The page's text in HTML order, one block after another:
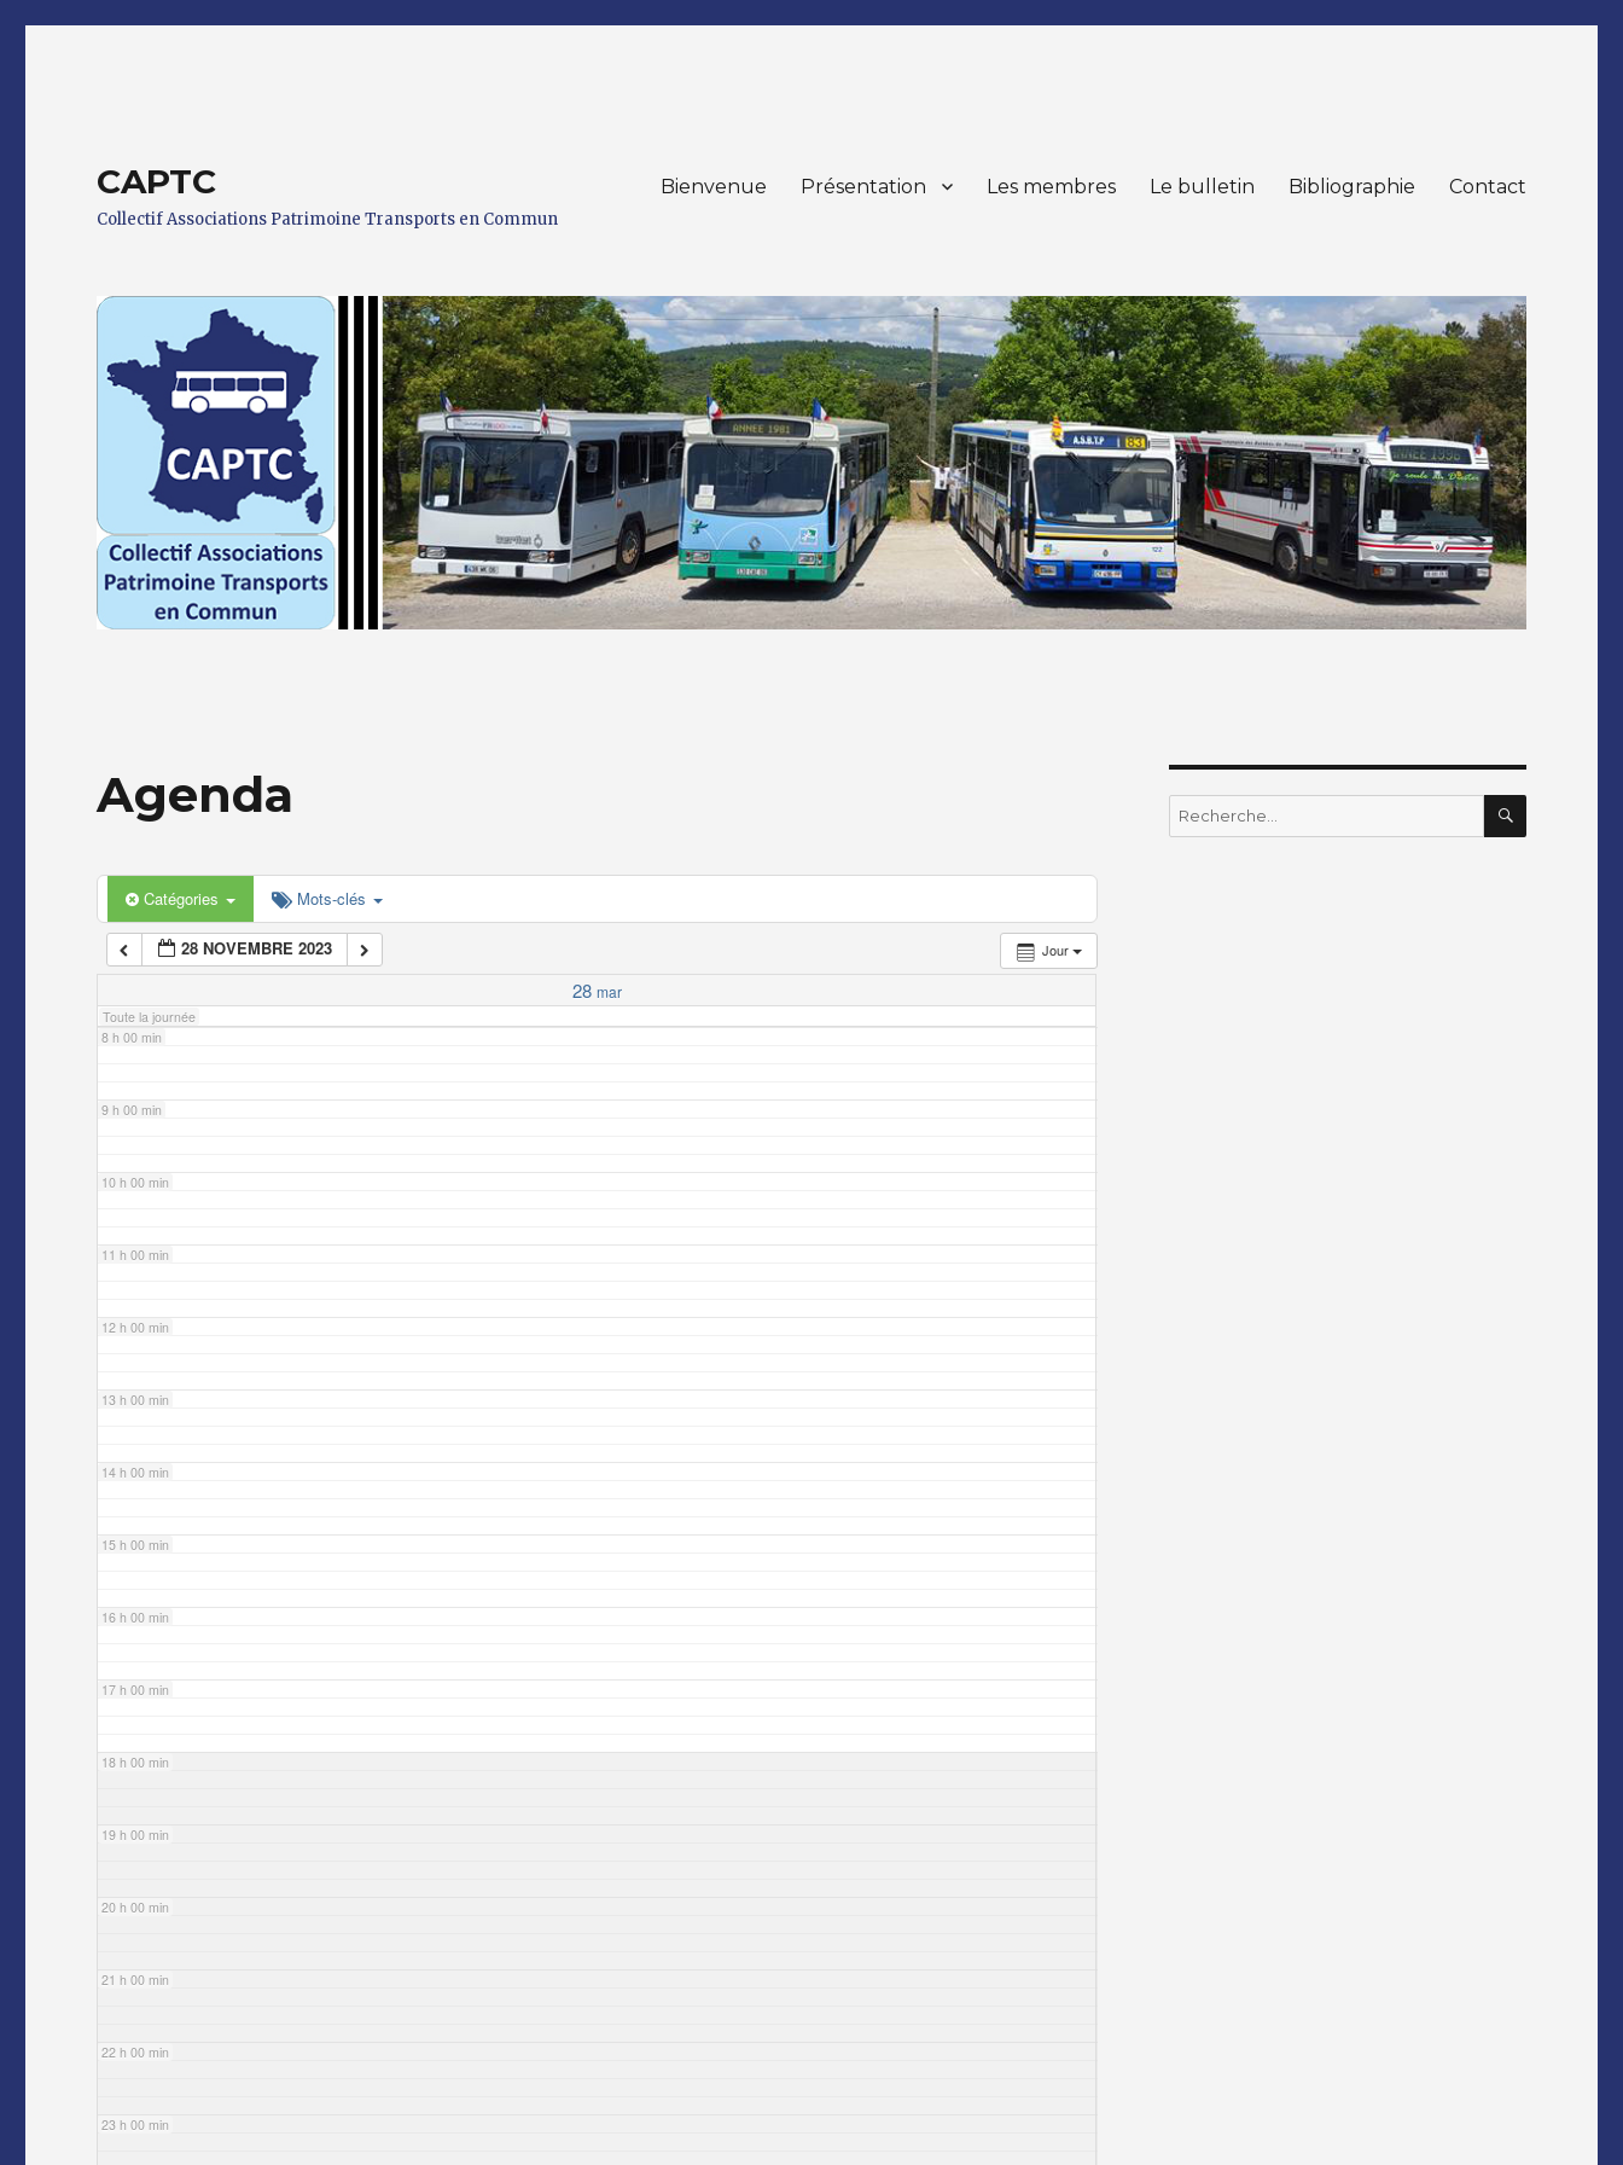
CAPTC
Collectif Associations Patrimoine Transports en Commun
Bienvenue Présentation Les membres Le bulletin Bibliographie Contact
Agenda
Catégories Mots-clés
Jour
28 NOVEMBRE 2023
28 mar
Toute la journée
0 h 00 min
1 h 00 min
2 h 00 min
5 h 00 min
6 h 00 min
7 h 00 min
8 h 00 min
9 h 00 min
10 h 00 min
11 h 00 min
12 h 00 min
13 h 00 min
14 h 00 min
15 h 00 min
16 h 00 min
17 h 00 min
18 h 00 min
19 h 00 min
20 h 00 min
21 h 00 min
22 h 00 min
23 h 00 min
Recherche
pour